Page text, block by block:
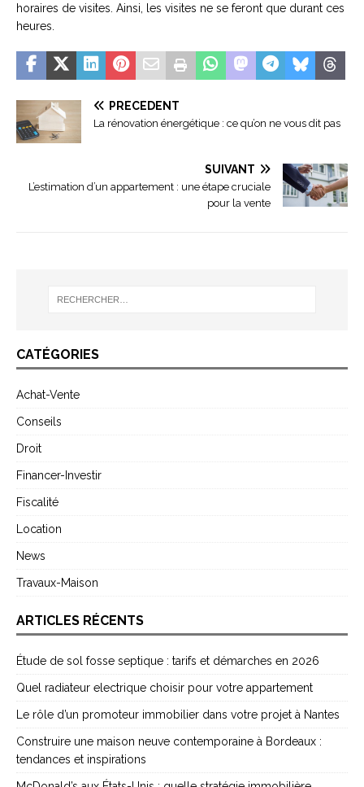
horaires de visites. Ainsi, les visites ne se feront que durant ces
heures.
PRÉCÉDENT
La rénovation énergétique : ce qu’on ne vous dit pas
SUIVANT
L’estimation d’un appartement : une étape cruciale
pour la vente
CATÉGORIES
Achat-Vente
Conseils
Droit
Financer-Investir
Fiscalité
Location
News
Travaux-Maison
ARTICLES RÉCENTS
Étude de sol fosse septique : tarifs et démarches en 2026
Quel radiateur electrique choisir pour votre appartement
Le rôle d’un promoteur immobilier dans votre projet à Nantes
Construire une maison neuve contemporaine à Bordeaux :
tendances et inspirations